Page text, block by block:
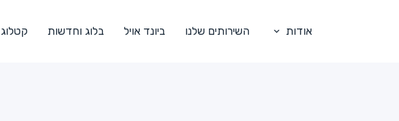
אודות השירותים שלנו ביונד אויל בלוג וחדשות קטלוג